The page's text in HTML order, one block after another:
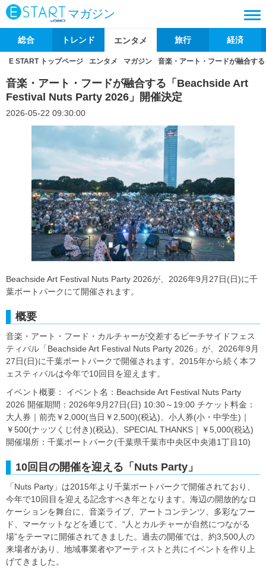
マガジン
総合 トレンド エンタメ 旅行 経済
E START トップページ エンタメ マガジン 音楽・アート・フードが融合す
音楽・アート・フードが融合する「Beachside Art
Festival Nuts Party 2026」開催決定
2026-05-22 09:30:00
Beachside Art Festival Nuts Party 2026が、2026年9月27日(日)に千
葉ポートパークにて開催されます。
概要
音楽・アート・フード・カルチャーが交差するビーチサイドフェス
ティバル「Beachside Art Festival Nuts Party 2026」が、2026年9月
27日(日)に千葉ポートパークで開催されます。2015年から続く本フ
ェスティバルは今年で10回目を迎えます。
イベント概要： イベント名：Beachside Art Festival Nuts Party
2026 開催期間：2026年9月27日(日) 10:30～19:00 チケット料金：
大人券｜前売￥2,000(当日￥2,500)(税込)、小人券(小・中学生)｜
￥500(ナッツくじ付き)(税込)、SPECIAL THANKS｜￥5,000(税込)
開催場所：千葉ポートパーク(千葉県千葉市中央区中央港1丁目10)
10回目の開催を迎える「Nuts Party」
「Nuts Party」は2015年より千葉ポートパークで開催されており、
今年で10回目を迎える記念すべき年となります。海辺の開放的なロ
ケーションを舞台に、音楽ライブ、アートコンテンツ、多彩なフー
ド、マーケットなどを通じて、“人とカルチャーが自然につながる
場”をテーマに開催されてきました。過去の開催では、約3,500人の
来場者があり、地域事業者やアーティストと共にイベントを作り上
げてきました。